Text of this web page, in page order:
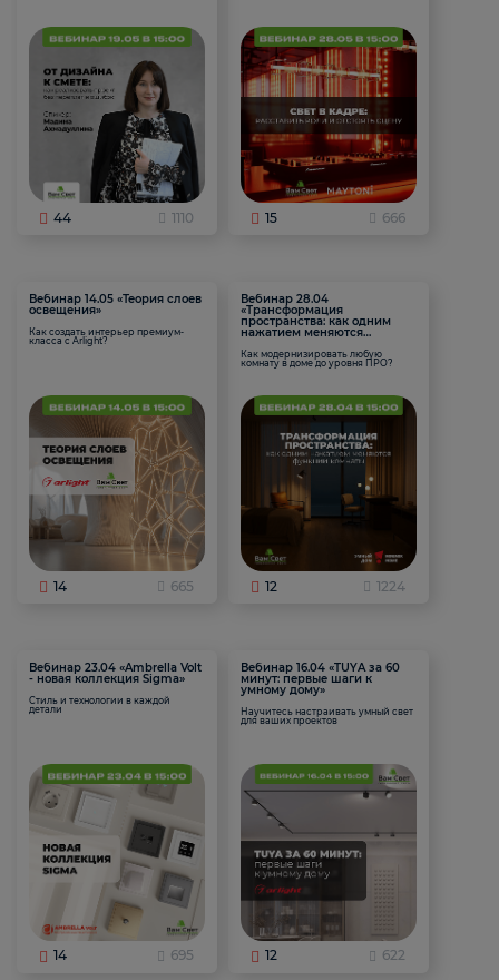
44 1110 15 666
Вебинар 14.05 «Теория слоев
освещения»
Как создать интерьер премиум-
класса с Arlight?
14 665
Вебинар 28.04
«Трансформация
пространства: как одним
нажатием меняются
Как модернизировать любую
комнату в доме до уровня ПРО?
12 1224
Вебинар 23.04 «Ambrella Volt
- новая коллекция Sigma»
Стиль и технологии в каждой
детали
14 695
Вебинар 16.04 «TUYA за 60
минут: первые шаги к
умному дому»
Научитесь настраивать умный свет
для ваших проектов
12 622